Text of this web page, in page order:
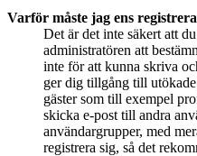
Varför måste jag ens
Det är det inte säkert att
administratören att
inte för att kunna skriva
ger dig tillgång till
gäster som till exempel
skicka e-post till andra
användargrupper, med
registrera sig, så det